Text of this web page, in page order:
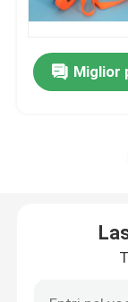
Scatola
Miglior